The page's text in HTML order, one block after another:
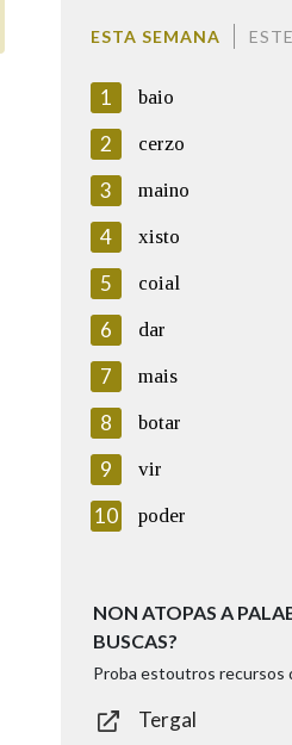
ESTA SEMANA
1 baio
2 cerzo
3 maino
4 xisto
5 coial
6 dar
7 mais
8 botar
9 vir
10 poder
NON ATOPAS A
BUSCAS?
Proba estoutros recursos
Tergal